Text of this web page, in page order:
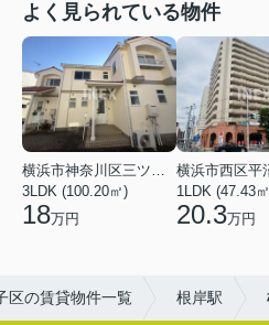
よく見られている物件
横浜市神奈川区三ツ沢上町
3LDK (100.20㎡)
18万円
横浜市西区平
1LDK (47.43
20.3万円
区の賃貸物件一覧 根岸駅